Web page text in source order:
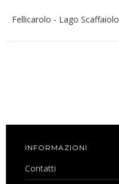
Fellicarolo - Lago Scaffaiolo
INFORMAZIONI
Contatti